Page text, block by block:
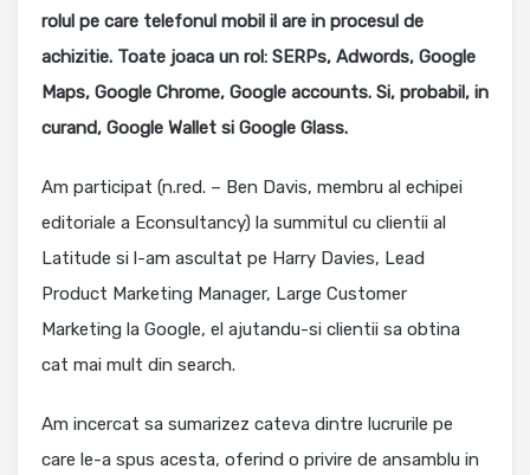
rolul pe care telefonul mobil il are in procesul de
achizitie. Toate joaca un rol: SERPs, Adwords, Google
Maps, Google Chrome, Google accounts. Si, probabil, in
curand, Google Wallet si Google Glass.
Am participat (n.red. – Ben Davis, membru al echipei
editoriale a Econsultancy) la summitul cu clientii al
Latitude si l-am ascultat pe Harry Davies, Lead
Product Marketing Manager, Large Customer
Marketing la Google, el ajutandu-si clientii sa obtina
cat mai mult din search.
Am incercat sa sumarizez cateva dintre lucrurile pe
care le-a spus acesta, oferind o privire de ansamblu in